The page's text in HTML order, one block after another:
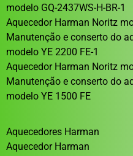
modelo GQ-2437WS-H-BR-1
Aquecedor Harman Noritz
Manutenção e conserto do
modelo YE 2200 FE-1
Aquecedor Harman Noritz
Manutenção e conserto do
modelo YE 1500 FE
Aquecedores Harman
Aquecedor Harman